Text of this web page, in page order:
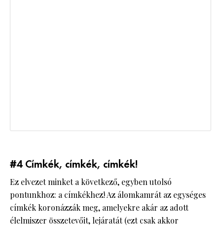
#4 Címkék, címkék, címkék!
Ez elvezet minket a következő, egyben utolsó
pontunkhoz: a címkékhez! Az álomkamrát az egységes
címkék koronázzák meg, amelyekre akár az adott
élelmiszer összetevőit, lejáratát (ezt csak akkor